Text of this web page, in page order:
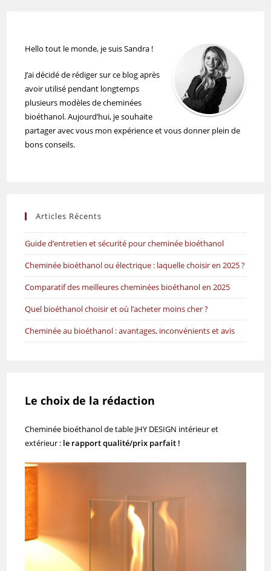
Hello tout le monde, je suis Sandra !
J’ai décidé de rédiger sur ce blog après
avoir utilisé pendant longtemps
plusieurs modèles de cheminées
bioéthanol. Aujourd’hui, je souhaite
partager avec vous mon expérience et vous donner plein de
bons conseils.
Articles Récents
Guide d’entretien et sécurité pour cheminée bioéthanol
Cheminée bioéthanol ou électrique : laquelle choisir en 2025 ?
Comparatif des meilleures cheminées bioéthanol en 2025
Quel bioéthanol choisir et où l’acheter moins cher ?
Cheminée au bioéthanol : avantages, inconvénients et avis
Le choix de la rédaction
Cheminée bioéthanol de table JHY DESIGN intérieur et
extérieur : le rapport qualité/prix parfait !